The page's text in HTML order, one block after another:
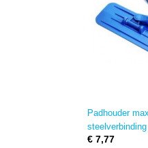
Padhouder
€ 7,77